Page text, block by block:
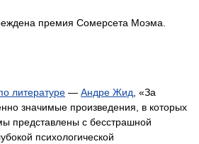
премия Сомерсета Моэма.
литературе — Андре Жид , «За
значимые произведения, в которых
представлены с бесстрашной
психологической